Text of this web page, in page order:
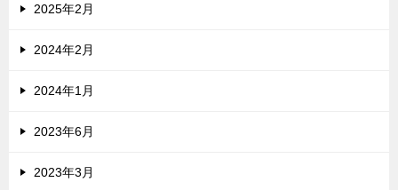
2025年2月
2024年2月
2024年1月
2023年6月
2023年3月